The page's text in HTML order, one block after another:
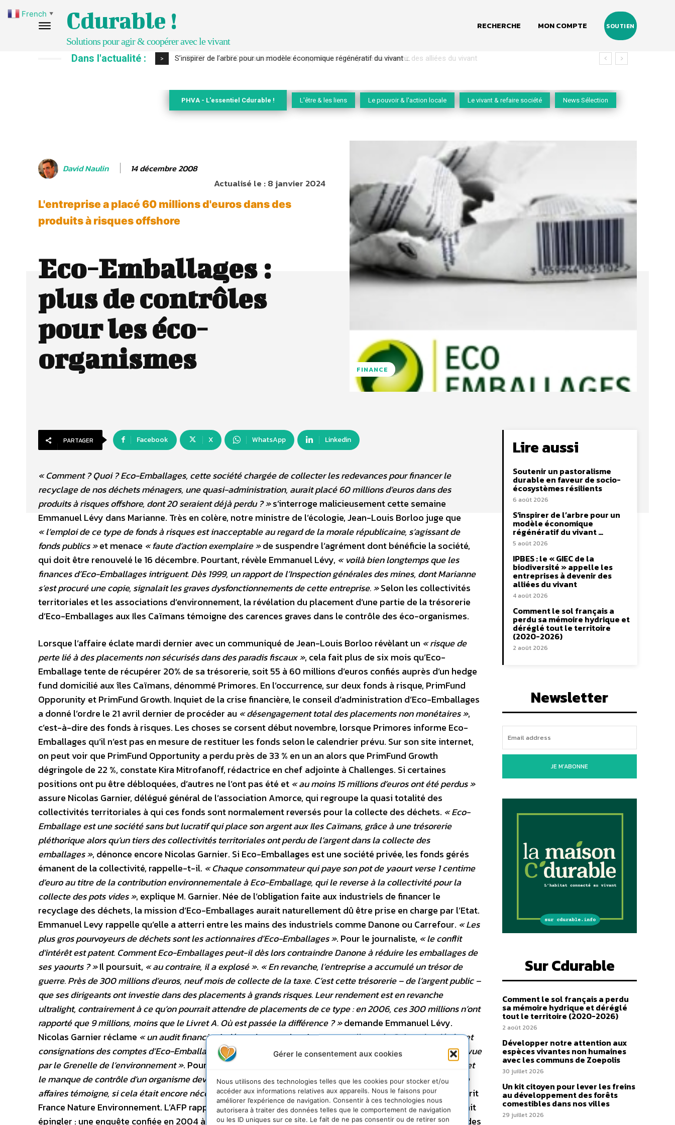
Gérer le consentement aux cookies
Nous utilisons des technologies telles que les cookies pour stocker et/ou
accéder aux informations relatives aux appareils. Nous le faisons pour
améliorer l’expérience de navigation. Consentir à ces technologies nous
autorisera à traiter des données telles que le comportement de navigation
ou les ID uniques sur ce site. Le fait de ne pas consentir ou de retirer son
Cdurable !
Solutions pour agir & coopérer avec le vivant
RECHERCHE MON COMPTE SOUTIEN
Dans l'actualité : > IPBES : le « GIEC de la biodiversité » appelle les entreprises à devenir des alliées du vivant
PHVA - L'essentiel Cdurable ! L'être & les liens Le pouvoir & l'action locale Le vivant & refaire société News Sélection
David Naulin 14 décembre 2008
Actualisé le :8 janvier 2024
L'entreprise a placé 60 millions d'euros dans des
produits à risques offshore
Eco-Emballages :
plus de contrôles
pour les éco-
organismes
FINANCE
PARTAGER Facebook X WhatsApp Linkedin
« Comment ? Quoi ? Eco-Emballages, cette société chargée de collecter les redevances pour financer le
recyclage de nos déchets ménagers, une quasi-administration, aurait placé 60 millions d’euros dans des
produits à risques offshore, dont 20 seraient déjà perdu ? »s’interroge malicieusement cette semaine
Emmanuel Lévy dans Marianne. Très en colère, notre ministre de l’écologie, Jean-Louis Borloo juge que
« l’emploi de ce type de fonds à risques est inacceptable au regard de la morale républicaine, s’agissant de
fonds publics »et menace « faute d’action exemplaire »de suspendre l’agrément dont bénéficie la société,
qui doit être renouvelé le 16 décembre. Pourtant, révèle Emmanuel Lévy, « voilà bien longtemps que les
finances d’Eco-Emballages intriguent. Dès 1999, un rapport de l’Inspection générales des mines, dont Marianne
s’est procuré une copie, signalait les graves dysfonctionnements de cette entreprise. »Selon les collectivités
territoriales et les associations d’environnement, la révélation du placement d’une partie de la trésorerie
d’Eco-Emballages aux Iles Caïmans témoigne des carences graves dans le contrôle des éco-organismes.
Lorsque l’affaire éclate mardi dernier avec un communiqué de Jean-Louis Borloo révèlant un « risque de
perte lié à des placements non sécurisés dans des paradis fiscaux », cela fait plus de six mois qu’Eco-
Emballage tente de récupérer 20% de sa trésorerie, soit 55 à 60 millions d’euros confiés auprès d’un hedge
fund domicilié aux îles Caïmans, dénommé Primores. En l’occurrence, sur deux fonds à risque, PrimFund
Opporunity et PrimFund Growth. Inquiet de la crise financière, le conseil d’administration d’Eco-Emballages
a donné l’ordre le 21 avril dernier de procéder au « désengagement total des placements non monétaires »,
c’est-à-dire des fonds à risques. Les choses se corsent début novembre, lorsque Primores informe Eco-
Emballages qu’il n’est pas en mesure de restituer les fonds selon le calendrier prévu. Sur son site internet,
on peut voir que PrimFund Opportunity a perdu près de 33 % en un an alors que PrimFund Growth
dégringole de 22 %, constate Kira Mitrofanoff, rédactrice en chef adjointe à Challenges. Si certaines
positions ont pu être débloquées, d’autres ne l’ont pas été et « au moins 15 millions d’euros ont été perdus »
assure Nicolas Garnier, délégué général de l’association Amorce, qui regroupe la quasi totalité des
collectivités territoriales à qui ces fonds sont normalement reversés pour la collecte des déchets. « Eco-
Emballage est une société sans but lucratif qui place son argent aux Iles Caïmans, grâce à une trésorerie
pléthorique alors qu’un tiers des collectivités territoriales ont perdu de l’argent dans la collecte des
emballages », dénonce encore Nicolas Garnier. Si Eco-Emballages est une société privée, les fonds gérés
émanent de la collectivité, rappelle-t-il. « Chaque consommateur qui paye son pot de yaourt verse 1 centime
d’euro au titre de la contribution environnementale à Eco-Emballage, qui le reverse à la collectivité pour la
collecte des pots vides », explique M. Garnier. Née de l’obligation faite aux industriels de financer le
recyclage des déchets, la mission d’Eco-Emballages aurait naturellement dû être prise en charge par l’Etat.
Emmanuel Levy rappelle qu’elle a atterri entre les mains des industriels comme Danone ou Carrefour. « Les
plus gros pourvoyeurs de déchets sont les actionnaires d’Eco-Emballages ». Pour le journaliste, « le conflit
d’intérêt est patent. Comment Eco-Emballages peut-il dès lors contraindre Danone à réduire les emballages de
ses yaourts ? »Il poursuit, « au contraire, il a explosé ». « En revanche, l’entreprise a accumulé un trésor de
guerre. Près de 300 millions d’euros, neuf mois de collecte de la taxe. C’est cette trésorerie – de l’argent public –
que ses dirigeants ont investie dans des placements à grands risques. Leur rendement est en revanche
ultralight, contrairement à ce qu’on pourrait attendre de placements de ce type : en 2006, ces 300 millions n’ont
rapporté que 9 millions, moins que le Livret A. Où est passée la différence ? »demande Emmanuel Lévy.
Nicolas Garnier réclame « un audit financier indépendant »,« la mise sous tutelle par la Caisse des dépôts et
consignations des comptes d’Eco-Emballages »et
« la mise en place de la future instance de régulation prévue
par le Grenelle de l’environnement ». Pour Amorce,
« au delà du gâchis financier, c’est avant tout l’impunité et
le manque de contrôle d’un organisme devenu hégémonique et incontrôlable qui est condamnable ».« Cette
affaires témoigne, si cela était encore nécessaire, de l’insuffisance de contrôle des éco-organismes » , renchérit
France Nature Environnement. L’AFP rappelle que ce n’est pas la première fois qu’un éco-organisme se fait
épingler : une enquête confiée en 2004 à l’Inspection générale des affaires sociales avait révélé des fraudes
Lire aussi
Soutenir un pastoralisme
durable en faveur de socio-
écosystèmes résilients
6 août 2026
S’inspirer de l’arbre pour un
modèle économique
régénératif du vivant …
5 août 2026
IPBES : le « GIEC de la
biodiversité » appelle les
entreprises à devenir des
alliées du vivant
4 août 2026
Comment le sol français a
perdu sa mémoire hydrique et
déréglé tout le territoire
(2020-2026)
2 août 2026
Newsletter
JE M'ABONNE
Sur Cdurable
Comment le sol français a perdu
sa mémoire hydrique et déréglé
tout le territoire (2020-2026)
2 août 2026
Développer notre attention aux
espèces vivantes non humaines
avec les communs de Zoepolis
30 juillet 2026
Un kit citoyen pour lever les freins
au développement des forêts
comestibles dans nos villes
29 juillet 2026
French ▼